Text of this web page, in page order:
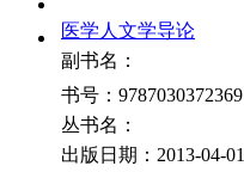
医学人文学导论
副书名：
书号：9787030372369
丛书名：
出版日期：2013-04-01